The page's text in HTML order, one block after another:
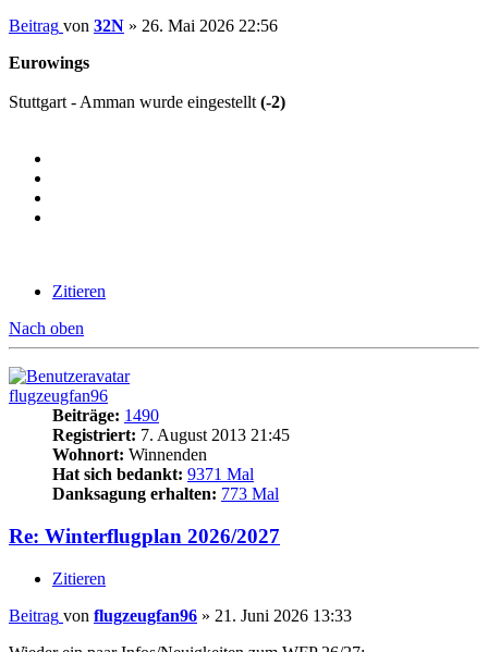
Beitrag von 32N » 26. Mai 2026 22:56
Eurowings
Stuttgart - Amman wurde eingestellt (-2)
Zitieren
Nach oben
flugzeugfan96
Beiträge: 1490
Registriert: 7. August 2013 21:45
Wohnort: Winnenden
Hat sich bedankt: 9371 Mal
Danksagung erhalten: 773 Mal
Re: Winterflugplan 2026/2027
Zitieren
Beitrag von flugzeugfan96 » 21. Juni 2026 13:33